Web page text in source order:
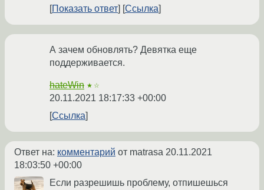
Показать ответ Ссылка
А зачем обновлять? Девятка еще
поддерживается.
hateWin ★☆
20.11.2021 18:17:33 +00:00
Ссылка
Ответ на: комментарий от matrasa 20.11.2021
18:03:50 +00:00
Если разрешишь проблему, отпишешься